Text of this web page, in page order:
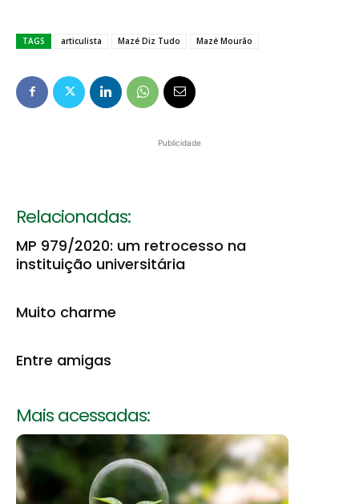
TAGS articulista Mazé Diz Tudo Mazé Mourão
Publicidade
Relacionadas:
MP 979/2020: um retrocesso na
instituição universitária
Muito charme
Entre amigas
Mais acessadas: